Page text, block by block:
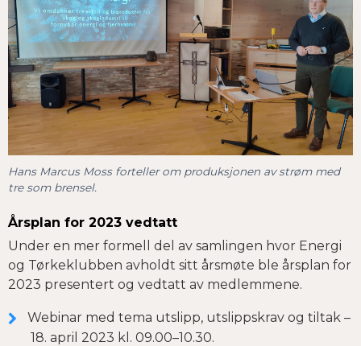
Hans Marcus Moss forteller om produksjonen av strøm med
tre som brensel.
Årsplan for 2023 vedtatt
Under en mer formell del av samlingen hvor Energi
og Tørkeklubben avholdt sitt årsmøte ble årsplan for
2023 presentert og vedtatt av medlemmene.
Webinar med tema utslipp, utslippskrav og tiltak –
18. april 2023 kl. 09.00–10.30.